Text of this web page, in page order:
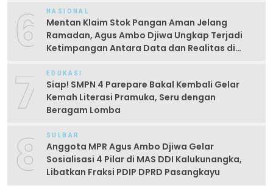
6 NASIONAL
Mentan Klaim Stok Pangan Aman Jelang
Ramadan, Agus Ambo Djiwa Ungkap Terjadi
Ketimpangan Antara Data dan Realitas di
7 EDUKASI
Siap! SMPN 4 Parepare Bakal Kembali Gelar
Kemah Literasi Pramuka, Seru dengan
Beragam Lomba
8 SULBAR
Anggota MPR Agus Ambo Djiwa Gelar
Sosialisasi 4 Pilar di MAS DDI Kalukunangka,
Libatkan Fraksi PDIP DPRD Pasangkayu